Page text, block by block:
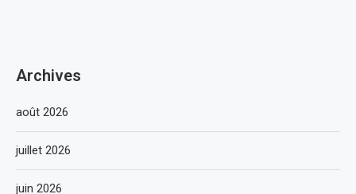
Archives
août 2026
juillet 2026
juin 2026